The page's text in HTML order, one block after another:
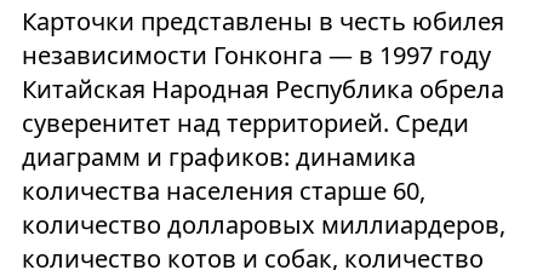
Карточки представлены в честь юбилея
независимости Гонконга — в 1997 году
Китайская Народная Республика обрела
суверенитет над территорией. Среди
диаграмм и графиков: динамика
количества населения старше 60,
количество долларовых миллиардеров,
количество котов и собак, количество